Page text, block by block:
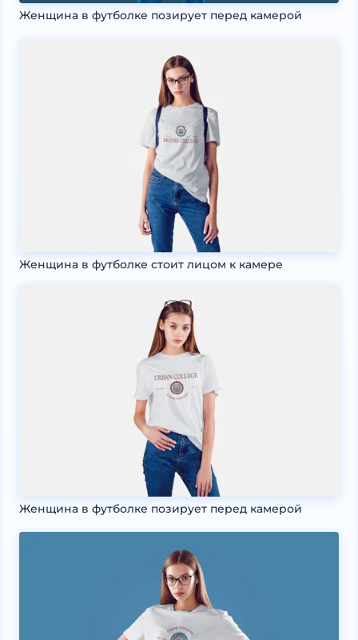
Женщина в футболке позирует перед камерой
Женщина в футболке стоит лицом к камере
Женщина в футболке позирует перед камерой